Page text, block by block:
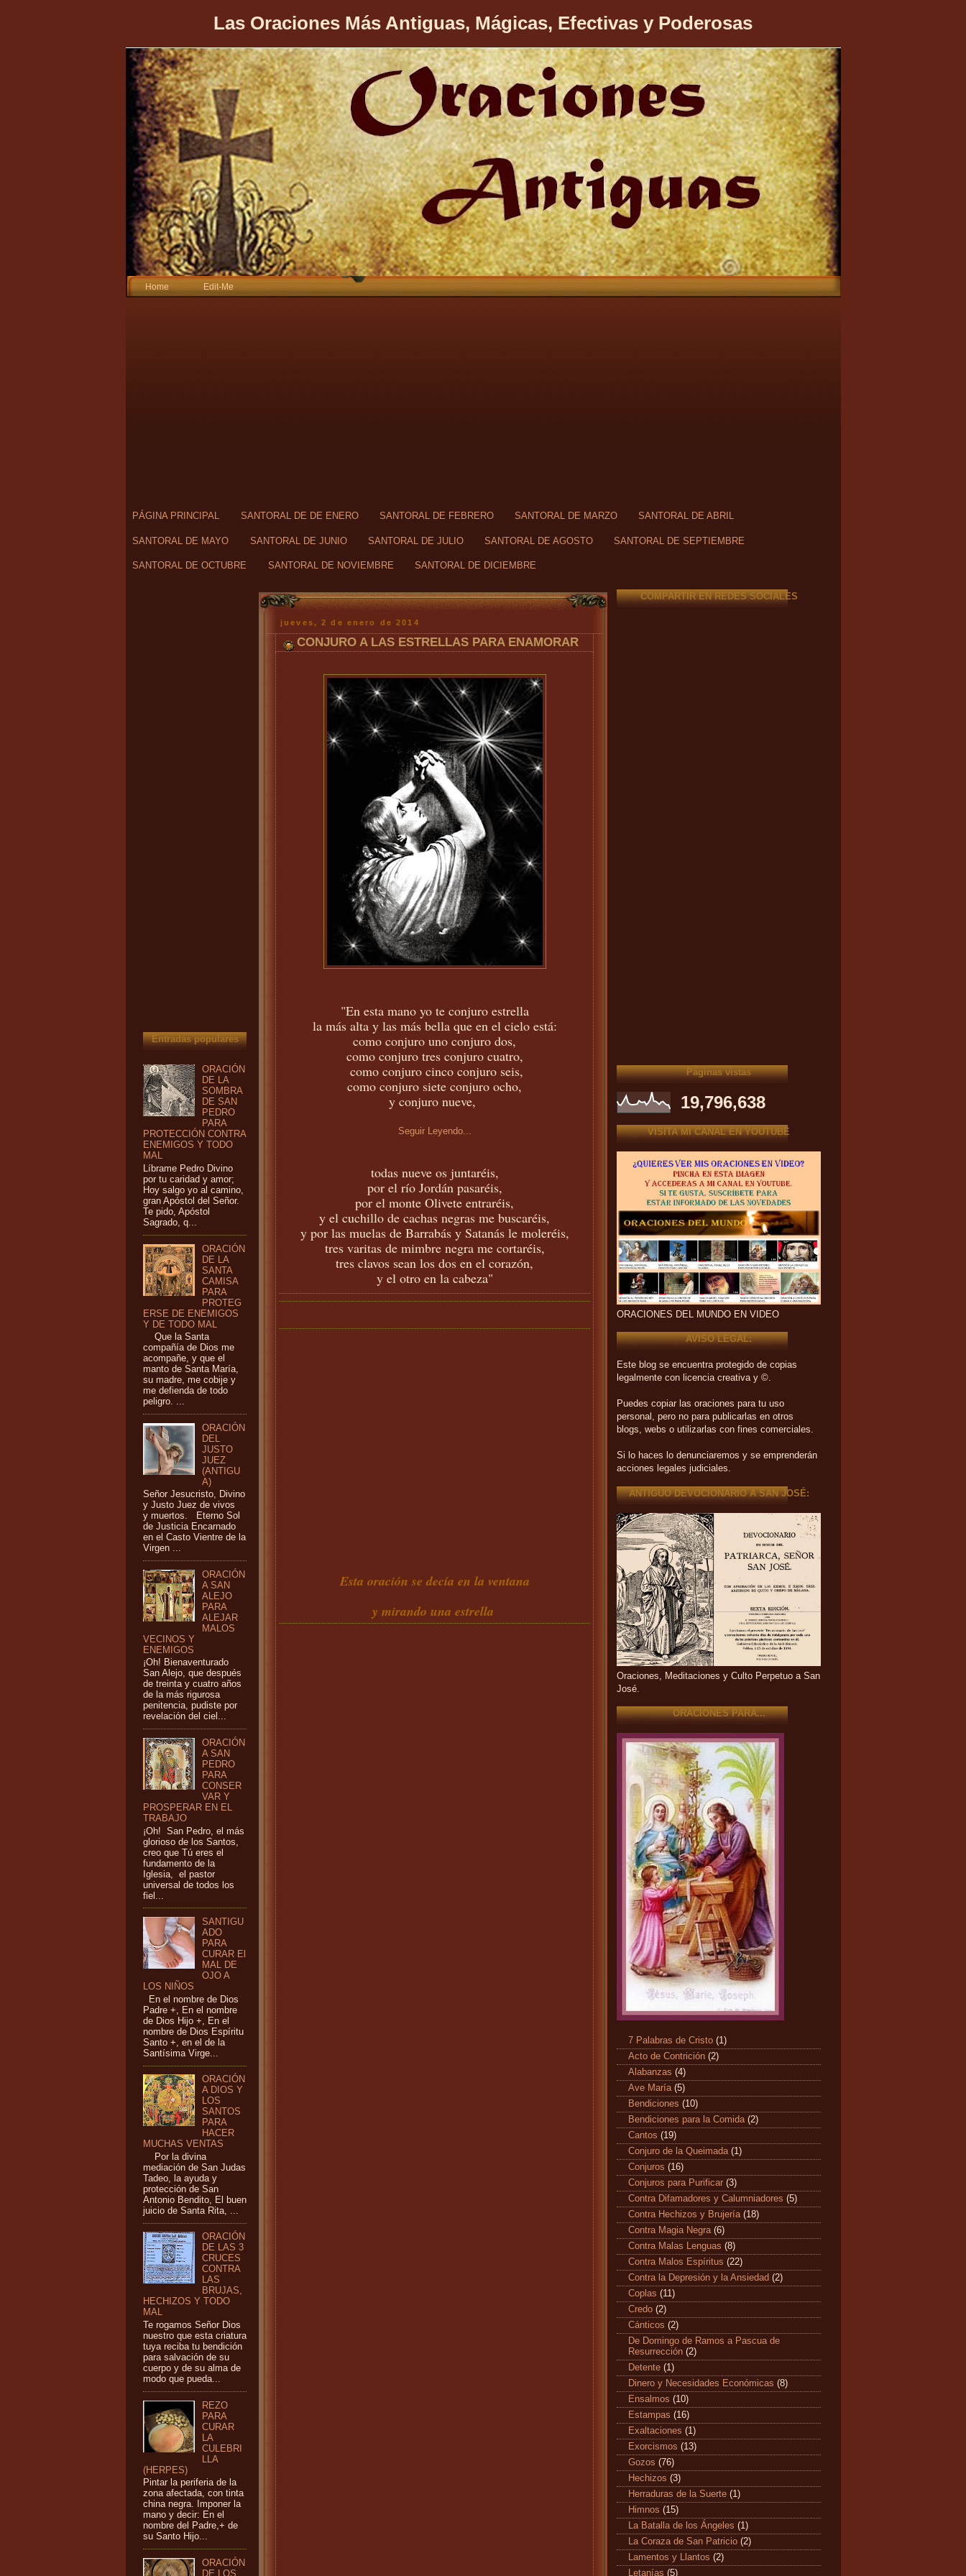
Las Oraciones Más Antiguas, Mágicas, Efectivas y Poderosas
Home Edit-Me
PÁGINA PRINCIPAL SANTORAL DE DE ENERO SANTORAL DE FEBRERO SANTORAL DE MARZO SANTORAL DE ABRIL
SANTORAL DE MAYO SANTORAL DE JUNIO SANTORAL DE JULIO SANTORAL DE AGOSTO SANTORAL DE SEPTIEMBRE
SANTORAL DE OCTUBRE SANTORAL DE NOVIEMBRE SANTORAL DE DICIEMBRE
Entradas populares
ORACIÓN
DE LA
SOMBRA
DE SAN
PEDRO
PARA
PROTECCIÓN CONTRA
ENEMIGOS Y TODO
MAL
Líbrame Pedro Divino
por tu caridad y amor;
Hoy salgo yo al camino,
gran Apóstol del Señor.
Te pido, Apóstol
Sagrado, q...
ORACIÓN
DE LA
SANTA
CAMISA
PARA
PROTEG
ERSE DE ENEMIGOS
Y DE TODO MAL
Que la Santa
compañía de Dios me
acompañe, y que el
manto de Santa María,
su madre, me cobije y
me defienda de todo
peligro. ...
ORACIÓN
DEL
JUSTO
JUEZ
(ANTIGU
A)
Señor Jesucristo, Divino
y Justo Juez de vivos
y muertos. Eterno Sol
de Justicia Encarnado
en el Casto Vientre de la
Virgen ...
ORACIÓN
A SAN
ALEJO
PARA
ALEJAR
MALOS
VECINOS Y
ENEMIGOS
¡Oh! Bienaventurado
San Alejo, que después
de treinta y cuatro años
de la más rigurosa
penitencia, pudiste por
revelación del ciel...
ORACIÓN
A SAN
PEDRO
PARA
CONSER
VAR Y
PROSPERAR EN EL
TRABAJO
¡Oh! San Pedro, el más
glorioso de los Santos,
creo que Tú eres el
fundamento de la
Iglesia, el pastor
universal de todos los
fiel...
SANTIGU
ADO
PARA
CURAR El
MAL DE
OJO A
LOS NIÑOS
En el nombre de Dios
Padre +, En el nombre
de Dios Hijo +, En el
nombre de Dios Espíritu
Santo +, en el de la
Santísima Virge...
ORACIÓN
A DIOS Y
LOS
SANTOS
PARA
HACER
MUCHAS VENTAS
Por la divina
mediación de San Judas
Tadeo, la ayuda y
protección de San
Antonio Bendito, El buen
juicio de Santa Rita, ...
ORACIÓN
DE LAS 3
CRUCES
CONTRA
LAS
BRUJAS,
HECHIZOS Y TODO
MAL
Te rogamos Señor Dios
nuestro que esta criatura
tuya reciba tu bendición
para salvación de su
cuerpo y de su alma de
modo que pueda...
REZO
PARA
CURAR
LA
CULEBRI
LLA
(HERPES)
Pintar la periferia de la
zona afectada, con tinta
china negra. Imponer la
mano y decir: En el
nombre del Padre,+ de
su Santo Hijo...
ORACIÓN
DE LOS
jueves, 2 de enero de 2014
CONJURO A LAS ESTRELLAS PARA ENAMORAR
"En esta mano yo te conjuro estrella
la más alta y las más bella que en el cielo está:
como conjuro uno conjuro dos,
como conjuro tres conjuro cuatro,
como conjuro cinco conjuro seis,
como conjuro siete conjuro ocho,
y conjuro nueve,
Seguir Leyendo...
todas nueve os juntaréis,
por el río Jordán pasaréis,
por el monte Olivete entraréis,
y el cuchillo de cachas negras me buscaréis,
y por las muelas de Barrabás y Satanás le moleréis,
tres varitas de mimbre negra me cortaréis,
tres clavos sean los dos en el corazón,
y el otro en la cabeza"
Esta oración se decía en la ventana
y mirando una estrella
COMPARTIR EN REDES SOCIALES
Páginas vistas
19,796,638
VISITA MI CANAL EN YOUTUBE
ORACIONES DEL MUNDO EN VIDEO
AVISO LEGAL:
Este blog se encuentra protegido de copias
legalmente con licencia creativa y ©.
Puedes copiar las oraciones para tu uso
personal, pero no para publicarlas en otros
blogs, webs o utilizarlas con fines comerciales.
Si lo haces lo denunciaremos y se emprenderán
acciones legales judiciales.
ANTIGUO DEVOCIONARIO A SAN JOSÉ:
Oraciones, Meditaciones y Culto Perpetuo a San
José.
ORACIONES PARA...
7 Palabras de Cristo (1)
Acto de Contrición (2)
Alabanzas (4)
Ave María (5)
Bendiciones (10)
Bendiciones para la Comida (2)
Cantos (19)
Conjuro de la Queimada (1)
Conjuros (16)
Conjuros para Purificar (3)
Contra Difamadores y Calumniadores (5)
Contra Hechizos y Brujería (18)
Contra Magia Negra (6)
Contra Malas Lenguas (8)
Contra Malos Espíritus (22)
Contra la Depresión y la Ansiedad (2)
Coplas (11)
Credo (2)
Cánticos (2)
De Domingo de Ramos a Pascua de
Resurrección (2)
Detente (1)
Dinero y Necesidades Económicas (8)
Ensalmos (10)
Estampas (16)
Exaltaciones (1)
Exorcismos (13)
Gozos (76)
Hechizos (3)
Herraduras de la Suerte (1)
Himnos (15)
La Batalla de los Ángeles (1)
La Coraza de San Patricio (2)
Lamentos y Llantos (2)
Letanías (5)